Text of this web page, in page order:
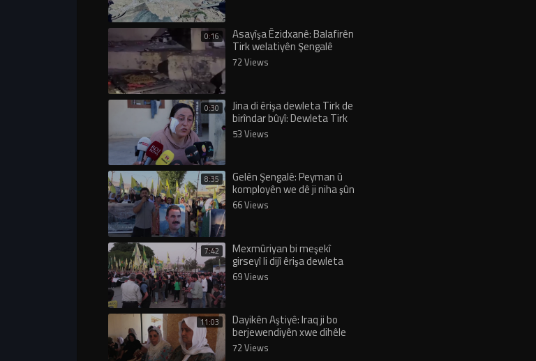
0:16 Asayîşa Êzidxanê: Balafirên
Tirk welatiyên Şengalê
hedef digire
72 Views
0:30 Jina di êrişa dewleta Tirk de
birîndar bûyî: Dewleta Tirk
êrişî min û zarokên min kir
53 Views
8:35 Gelên Şengalê: Peyman û
komployên we dê ji niha şûn
ve jî sernekevin!
66 Views
7:42 ⁣Mexmûriyan bi meşekî
girseyî li dijî êrişa dewleta
Tirk, helwesta xwe diyarkirin
69 Views
11:03 Dayikên Aştiyê: Iraq ji bo
berjewendiyên xwe dihêle
dewleta Tirk êrişî me bike
72 Views